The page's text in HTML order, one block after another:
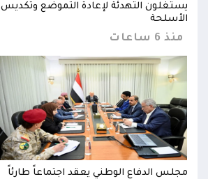
يستغلون التهدئة لإعادة التموضع وتكديس
الأسلحة
منذ 6 ساعات
مجلس الدفاع الوطني يعقد اجتماعاً طارئاً